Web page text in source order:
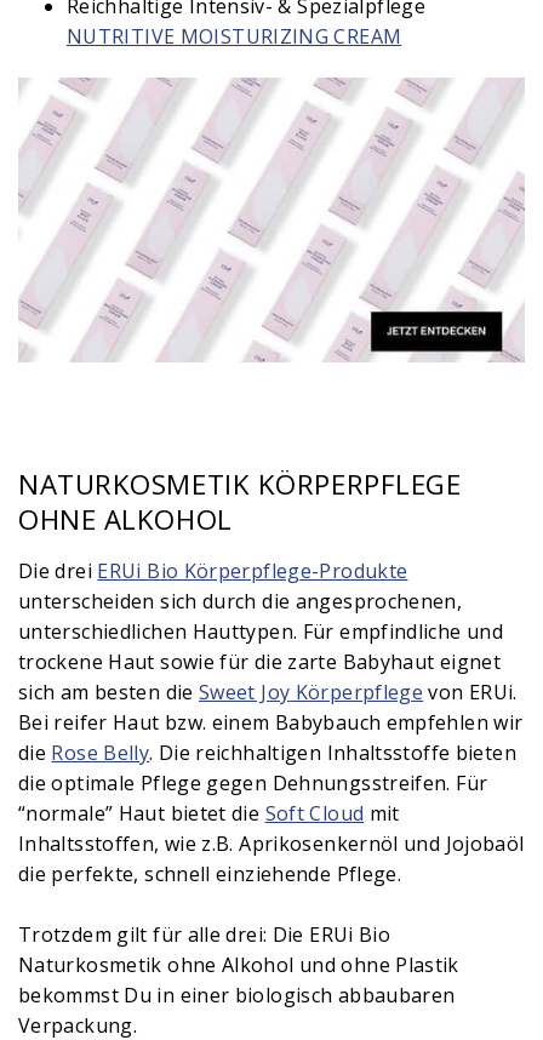
Reichhaltige Intensiv- & Spezialpflege
NUTRITIVE MOISTURIZING CREAM
NATURKOSMETIK KÖRPERPFLEGE
OHNE ALKOHOL
Die drei ERUi Bio Körperpflege-Produkte
unterscheiden sich durch die angesprochenen,
unterschiedlichen Hauttypen. Für empfindliche und
trockene Haut sowie für die zarte Babyhaut eignet
sich am besten die Sweet Joy Körperpflege von ERUi.
Bei reifer Haut bzw. einem Babybauch empfehlen wir
die Rose Belly. Die reichhaltigen Inhaltsstoffe bieten
die optimale Pflege gegen Dehnungsstreifen. Für
“normale” Haut bietet die Soft Cloud mit
Inhaltsstoffen, wie z.B. Aprikosenkernöl und Jojobaöl
die perfekte, schnell einziehende Pflege.
Trotzdem gilt für alle drei: Die ERUi Bio
Naturkosmetik ohne Alkohol und ohne Plastik
bekommst Du in einer biologisch abbaubaren
Verpackung.